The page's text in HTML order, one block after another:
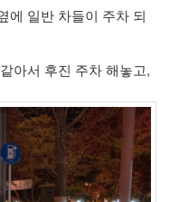
에 일반 차들이 주차 되
아서 후진 주차 해놓고,